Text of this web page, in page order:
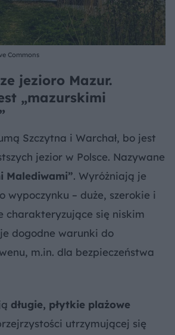
Commons
jezioro Mazur.
„mazurskimi
Szczytna i Warchał, bo jest
jezior w Polsce. Nazywane
Malediwami”. Wyróżniają je
wypoczynku – duże, szerokie i
charakteryzujące się niskim
dogodne warunki do
m.in. dla bezpieczeństwa
długie, płytkie plażowe
utrzymującej się